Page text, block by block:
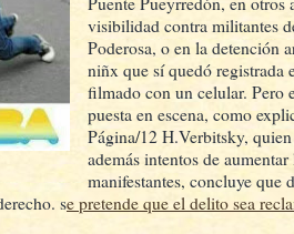
visibilidad contra militantes
Poderosa, o en la detención
niñx que sí quedó registrada
filmado con un celular. Pero
puesta en escena, como
Página/12 H.Verbitsky,
además intentos de aumentar
manifestantes, concluye que
se pretende que el delito sea